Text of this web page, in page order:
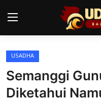
Home
Pura
USADHA
Semanggi
Diketahui